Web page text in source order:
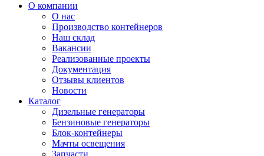
О компании
О нас
Производство контейнеров
Наш склад
Вакансии
Реализованные проекты
Документация
Отзывы клиентов
Новости
Каталог
Дизельные генераторы
Бензиновые генераторы
Блок-контейнеры
Мачты освещения
Запчасти